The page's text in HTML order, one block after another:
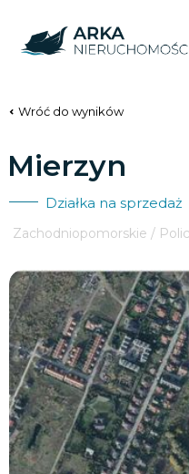
Wróć do wyników
Mierzyn
Działka na sprzedaż
Zachodniopomorskie /